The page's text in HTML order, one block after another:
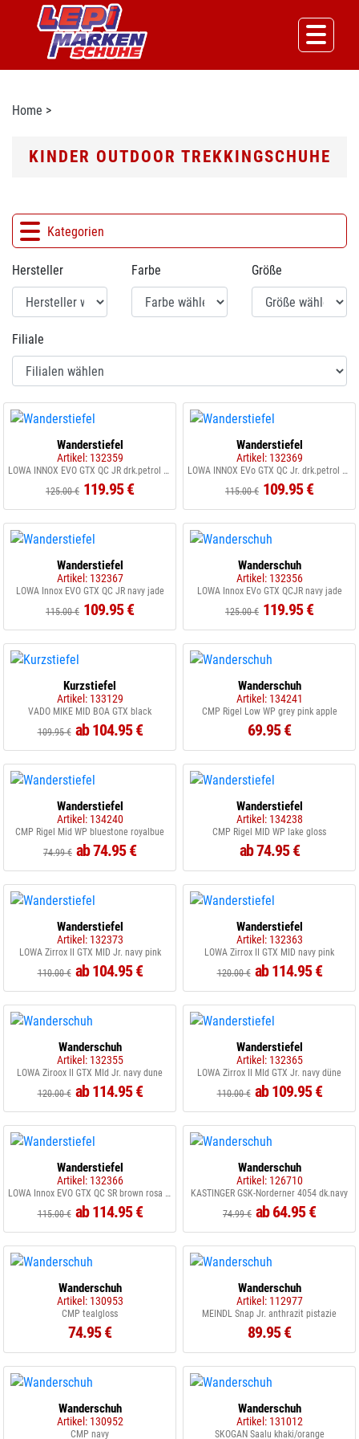
Home >
KINDER OUTDOOR TREKKINGSCHUHE
Kategorien
Hersteller Farbe Größe
Filiale
Wanderstiefel
Artikel: 132359
LOWA INNOX EVO GTX QC JR drk.petrol flame
125.00 € 119.95 €
Wanderstiefel
Artikel: 132369
LOWA INNOX EVo GTX QC Jr. drk.petrol flame
115.00 € 109.95 €
Wanderstiefel
Artikel: 132367
LOWA Innox EVO GTX QC JR navy jade
115.00 € 109.95 €
Wanderschuh
Artikel: 132356
LOWA Innox EVo GTX QCJR navy jade
125.00 € 119.95 €
Kurzstiefel
Artikel: 133129
VADO MIKE MID BOA GTX black
109.95 € ab 104.95 €
Wanderschuh
Artikel: 134241
CMP Rigel Low WP grey pink apple
69.95 €
Wanderstiefel
Artikel: 134240
CMP Rigel Mid WP bluestone royalbue
74.99 € ab 74.95 €
Wanderstiefel
Artikel: 134238
CMP Rigel MID WP lake gloss
ab 74.95 €
Wanderstiefel
Artikel: 132373
LOWA Zirrox II GTX MID Jr. navy pink
110.00 € ab 104.95 €
Wanderstiefel
Artikel: 132363
LOWA Zirrox II GTX MID navy pink
120.00 € ab 114.95 €
Wanderschuh
Artikel: 132355
LOWA Ziroox II GTX MId Jr. navy dune
120.00 € ab 114.95 €
Wanderstiefel
Artikel: 132365
LOWA Zirrox II MId GTX Jr. navy düne
110.00 € ab 109.95 €
Wanderstiefel
Artikel: 132366
LOWA Innox EVO GTX QC SR brown rosa rose
115.00 € ab 114.95 €
Wanderschuh
Artikel: 126710
KASTINGER GSK-Norderner 4054 dk.navy
74.99 € ab 64.95 €
Wanderschuh
Artikel: 130953
CMP tealgloss
74.95 €
Wanderschuh
Artikel: 112977
MEINDL Snap Jr. anthrazit pistazie
89.95 €
Wanderschuh
Artikel: 130952
CMP navy
Wanderschuh
Artikel: 131012
SKOGAN Saalu khaki/orange